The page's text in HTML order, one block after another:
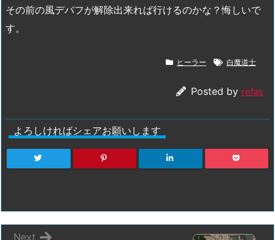
その前の風デバフが解除出来れば行けるのかな？悔しいで
す。
ヒーラー 白魔道士
Posted by refas
よろしければシェアお願いします
Next